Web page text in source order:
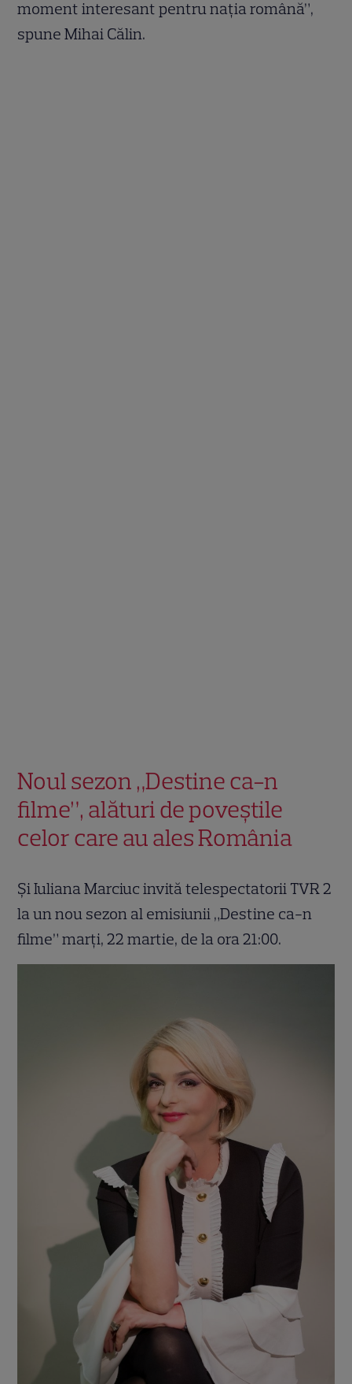
moment interesant pentru naţia română”,
spune Mihai Călin.
Noul sezon „Destine ca-n
filme”, alături de poveștile
celor care au ales România
Și Iuliana Marciuc invită telespectatorii TVR 2
la un nou sezon al emisiunii „Destine ca-n
filme” marți, 22 martie, de la ora 21:00.